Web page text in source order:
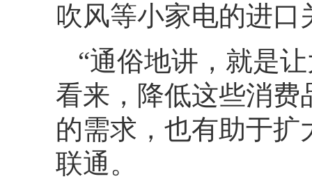
吹风等小家电的进口
“通俗地讲，就是
看来，降低这些消
的需求，也有助于
联通。